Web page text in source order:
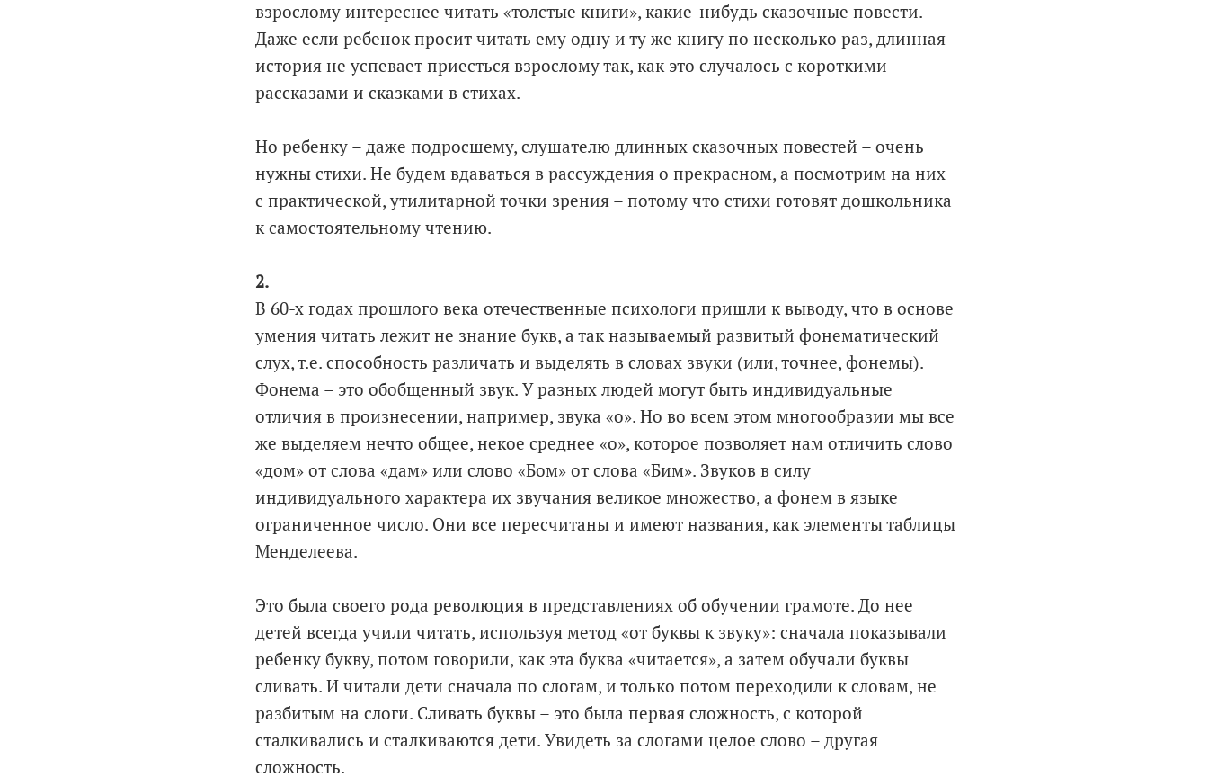
взрослому интереснее читать «толстые книги», какие-нибудь сказочные повести.
Даже если ребенок просит читать ему одну и ту же книгу по несколько раз, длинная
история не успевает приесться взрослому так, как это случалось с короткими
рассказами и сказками в стихах.
Но ребенку – даже подросшему, слушателю длинных сказочных повестей – очень
нужны стихи. Не будем вдаваться в рассуждения о прекрасном, а посмотрим на них
с практической, утилитарной точки зрения – потому что стихи готовят дошкольника
к самостоятельному чтению.
2.
В 60-х годах прошлого века отечественные психологи пришли к выводу, что в основе
умения читать лежит не знание букв, а так называемый развитый фонематический
слух, т.е. способность различать и выделять в словах звуки (или, точнее, фонемы).
Фонема – это обобщенный звук. У разных людей могут быть индивидуальные
отличия в произнесении, например, звука «о». Но во всем этом многообразии мы все
же выделяем нечто общее, некое среднее «о», которое позволяет нам отличить слово
«дом» от слова «дам» или слово «Бом» от слова «Бим». Звуков в силу
индивидуального характера их звучания великое множество, а фонем в языке
ограниченное число. Они все пересчитаны и имеют названия, как элементы таблицы
Менделеева.
Это была своего рода революция в представлениях об обучении грамоте. До нее
детей всегда учили читать, используя метод «от буквы к звуку»: сначала показывали
ребенку букву, потом говорили, как эта буква «читается», а затем обучали буквы
сливать. И читали дети сначала по слогам, и только потом переходили к словам, не
разбитым на слоги. Сливать буквы – это была первая сложность, с которой
сталкивались и сталкиваются дети. Увидеть за слогами целое слово – другая
сложность.